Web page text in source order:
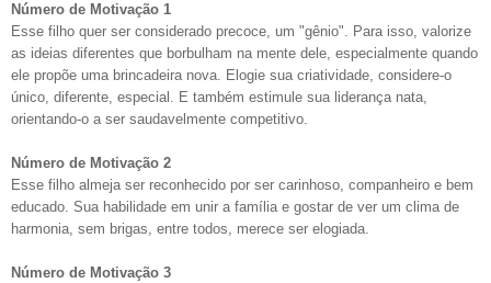
Número de Motivação 1
Esse filho quer ser considerado precoce, um "gênio". Para isso, valorize
as ideias diferentes que borbulham na mente dele, especialmente quando
ele propõe uma brincadeira nova. Elogie sua criatividade, considere-o
único, diferente, especial. E também estimule sua liderança nata,
orientando-o a ser saudavelmente competitivo.
Número de Motivação 2
Esse filho almeja ser reconhecido por ser carinhoso, companheiro e bem
educado. Sua habilidade em unir a família e gostar de ver um clima de
harmonia, sem brigas, entre todos, merece ser elogiada.
Número de Motivação 3